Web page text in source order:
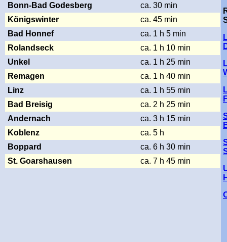
Bonn-Bad Godesberg
ca. 30 min
Königswinter
ca. 45 min
Bad Honnef
ca. 1 h 5 min
Rolandseck
ca. 1 h 10 min
Unkel
ca. 1 h 25 min
Remagen
ca. 1 h 40 min
Linz
ca. 1 h 55 min
Bad Breisig
ca. 2 h 25 min
Andernach
ca. 3 h 15 min
Koblenz
ca. 5 h
Boppard
ca. 6 h 30 min
St. Goarshausen
ca. 7 h 45 min